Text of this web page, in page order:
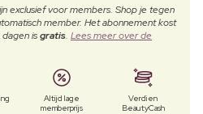
exclusief voor members. Shop je tegen
member. Het abonnement kost
isgratis. Lees meer over de
Altijd lage
memberprijs
Verdien
BeautyCash